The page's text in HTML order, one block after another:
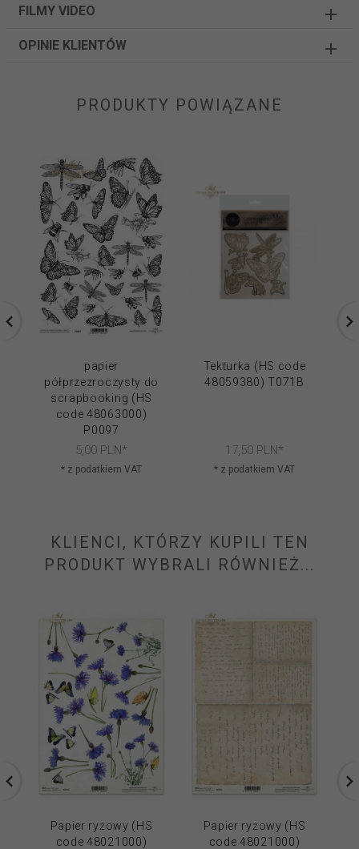
FILMY VIDEO
OPINIE KLIENTÓW
PRODUKTY POWIĄZANE
papier
półprzezroczysty do
scrapbooking (HS
code 48063000)
P0097
5, 00 PLN*
* z podatkiem VAT
Tekturka (HS code
48059380) T071B
17, 50 PLN*
* z podatkiem VAT
KLIENCI, KTÓRZY KUPILI TEN
PRODUKT WYBRALI RÓWNIEŻ...
Papier ryżowy (HS
code 48021000)
Papier ryżowy (HS
code 48021000)